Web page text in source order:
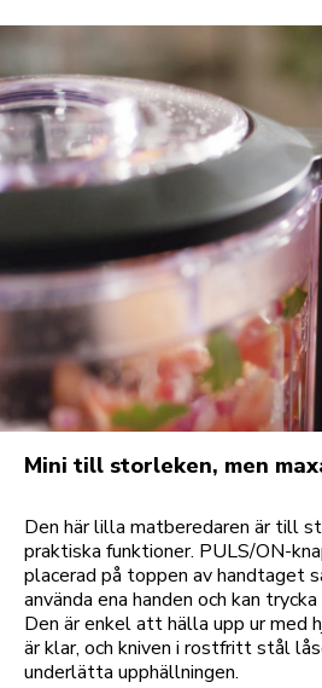
Mini till storleken, men
Den här lilla matberedaren är till
praktiska funktioner. PULS/ON-
placerad på toppen av handtaget
använda ena handen och kan
Den är enkel att hälla upp ur med
är klar, och kniven i rostfritt stål
underlätta upphällningen.